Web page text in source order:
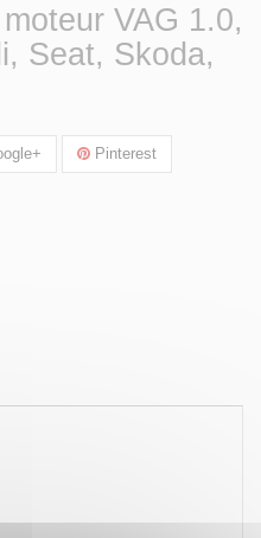
VAG 1.0,
Seat, Skoda,
Pinterest